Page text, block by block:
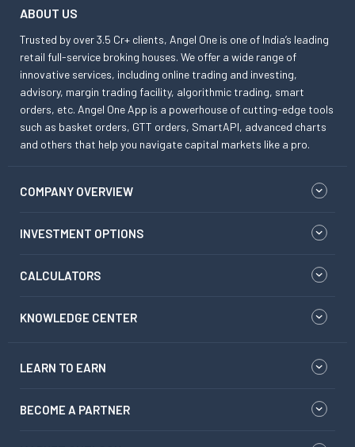
ABOUT US
Trusted by over 3.5 Cr+ clients, Angel One is one of India’s leading
retail full-service broking houses. We offer a wide range of
innovative services, including online trading and investing,
advisory, margin trading facility, algorithmic trading, smart
orders, etc. Angel One App is a powerhouse of cutting-edge tools
such as basket orders, GTT orders, SmartAPI, advanced charts
and others that help you navigate capital markets like a pro.
COMPANY OVERVIEW
INVESTMENT OPTIONS
CALCULATORS
KNOWLEDGE CENTER
LEARN TO EARN
BECOME A PARTNER